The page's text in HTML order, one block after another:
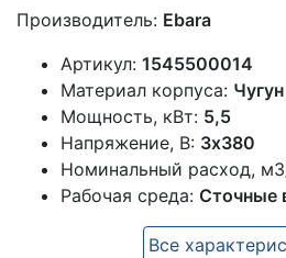
Производитель: Ebara
Артикул: 1545500014
Материал корпуса: Чугун
Мощность, кВт: 5,5
Напряжение, В: 3х380
Номинальный расход,
Рабочая среда: Сточные
Все